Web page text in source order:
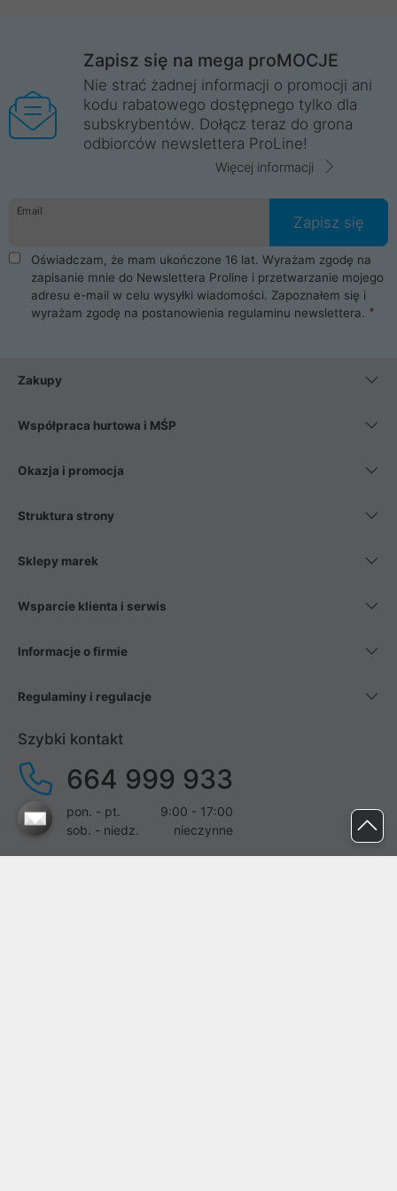
Zapisz się na mega proMOCJE
Nie strać żadnej informacji o promocji ani
kodu rabatowego dostępnego tylko dla
subskrybentów. Dołącz teraz do grona
odbiorców newslettera ProLine!
Więcej informacji
Email
Zapisz się
Oświadczam, że mam ukończone 16 lat. Wyrażam zgodę na
zapisanie mnie do Newslettera Proline i przetwarzanie mojego
adresu e-mail w celu wysyłki wiadomości. Zapoznałem się i
wyrażam zgodę na postanowienia regulaminu newslettera.
Zakupy
Współpraca hurtowa i MŚP
Okazja i promocja
Struktura strony
Sklepy marek
Wsparcie klienta i serwis
Informacje o firmie
Regulaminy i regulacje
Szybki kontakt
664 999 933
pon. - pt.
9:00 - 17:00
sob. - niedz.
nieczynne